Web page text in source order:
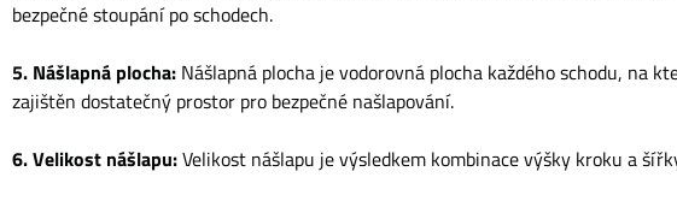
bezpečné stoupání po schodech.
5. Nášlapná plocha: Nášlapná plocha je vodorovná plocha každého schodu, na
zajištěn dostatečný prostor pro bezpečné našlapování.
6. Velikost nášlapu:Velikost nášlapu je výsledkem kombinace výšky kroku a